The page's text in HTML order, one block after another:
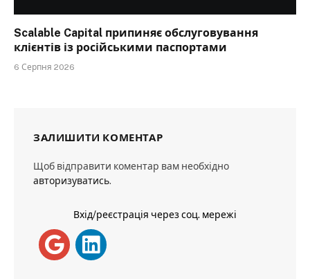
Scalable Capital припиняє обслуговування
клієнтів із російськими паспортами
6 Серпня 2026
ЗАЛИШИТИ КОМЕНТАР
Щоб відправити коментар вам необхідно
авторизуватись.
Вхід/реєстрація через соц. мережі